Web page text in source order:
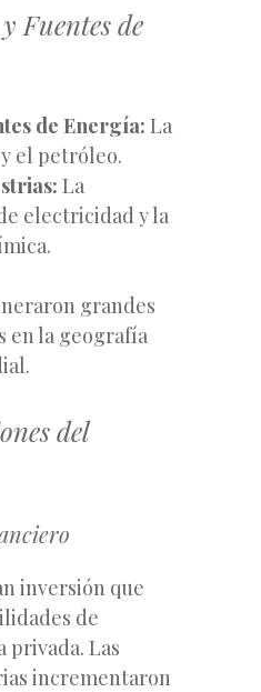
Fuentes de
de Energía: La
el petróleo.
La
electricidad y la
grandes
en la geografía
del
inversión que
de
Las
incrementaron